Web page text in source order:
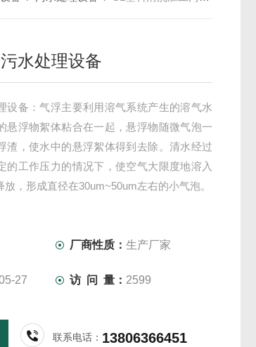
水处理设备
设备：气浮主要利用溶气系统产生的溶气水
悬浮物絮体粘合在一起，悬浮物随微气泡一
渣，使水中的悬浮絮体得到去除。清水经过
的工作压力的情况下，使空气大限度地溶入
，形成直径在30um~50um左右的小气泡。
厂商性质：生产厂家
27 访 问 量： 2599
联系电话： 13806366451